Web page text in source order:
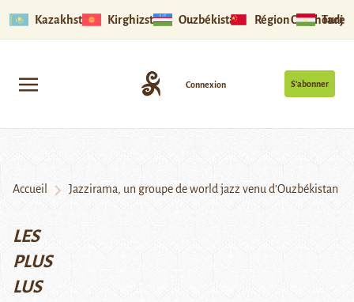
Kazakhstan Kirghizstan Ouzbékistan Région Ouïghoure
S’abonner
Connexion
Accueil Jazzirama, un groupe de world jazz venu d’Ouzbékistan
LES
PLUS
LUS